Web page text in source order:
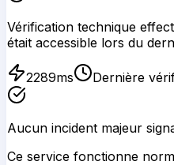
Vérification technique
était accessible lors du
2289ms Dernière
Aucun incident majeur
Ce service fonctionne